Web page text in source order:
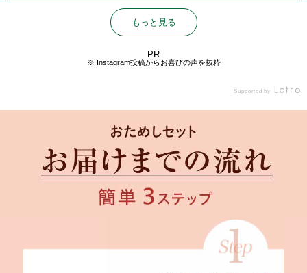
んじん #ニンジン #ベーコン #厚切りベーコン
#野菜たっぷり #不揃い野菜 #ふぞろい野菜 #ら
でぃっしゅぼーや #しめじく君 #しめじく #お
し #ひとりごはん #ずぼら飯 #ズボラ飯 #一口
しいもの好きな人と繋がりたい #グルメ好きな
ng#家族ご飯#夫婦ご飯#ダイエットメニュー#
創作料理#手作り料理#肉料理#野菜#魚料理#簡
単料理#料理#料理好きの人と繋がりたい#おう
もっと見る
※ Instagram投稿からお喜びの声を抜粋
PR
Supported by